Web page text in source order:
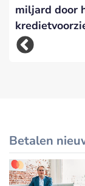
miljard door
Betalen